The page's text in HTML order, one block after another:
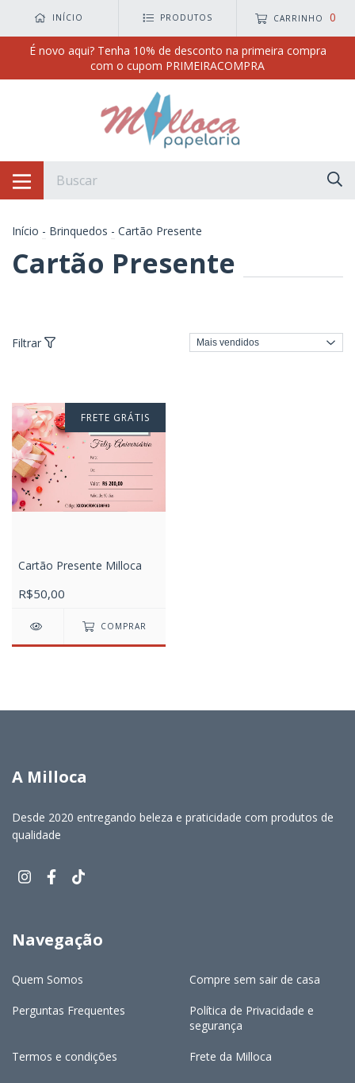
INÍCIO PRODUTOS CARRINHO 0
É novo aqui? Tenha 10% de desconto na primeira compra
com o cupom PRIMEIRACOMPRA
Início - Brinquedos - Cartão Presente
Cartão Presente
Filtrar
FRETE GRÁTIS
Cartão Presente Milloca
R$50,00
COMPRAR
A Milloca
Desde 2020 entregando beleza e praticidade com produtos de
qualidade
Navegação
Quem Somos Compre sem sair de casa
Perguntas Frequentes
Política de Privacidade e
segurança
Termos e condições Frete da Milloca